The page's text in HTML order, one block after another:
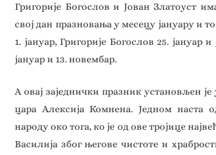
Григорије Богослов и Јован Златоуст
свој дан празновања у месецу јануару и
1. јануар, Григорије Богослов 25. јануар и
јануар и 13. новембар.
А овај заједнички празник установљен
цара Алексија Комнена. Једном наста
народу око тога, ко је од ове тројице
Василија због његове чистоте и